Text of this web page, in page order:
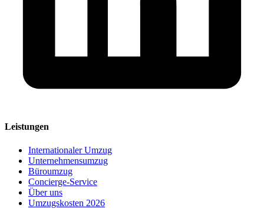
Leistungen
Internationaler Umzug
Unternehmensumzug
Büroumzug
Concierge-Service
Über uns
Umzugskosten 2026